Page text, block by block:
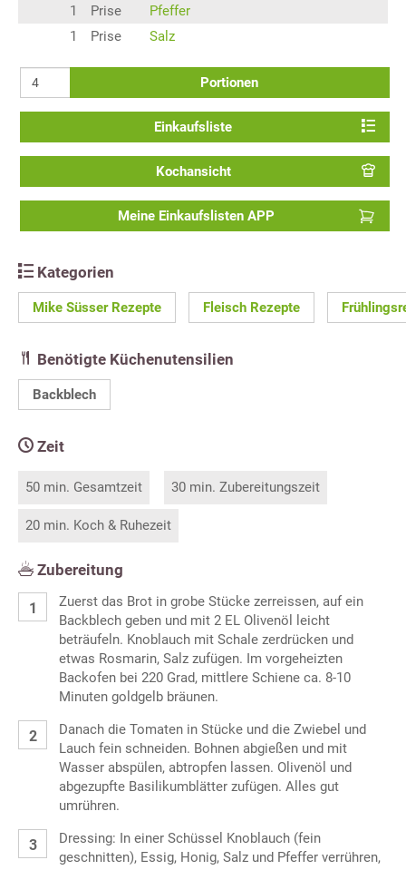
1
Prise
Pfeffer
1
Prise Salz
Portionen
Einkaufsliste
Kochansicht
Meine Einkaufslisten APP
Kategorien
Mike Süsser Rezepte Fleisch Rezepte
Benötigte Küchenutensilien
Backblech
Zeit
50 min. Gesamtzeit 30 min. Zubereitungszeit
20 min. Koch & Ruhezeit
Zubereitung
Zuerst das Brot in grobe Stücke zerreissen, auf ein
Backblech geben und mit 2 EL Olivenöl leicht
beträufeln. Knoblauch mit Schale zerdrücken und
etwas Rosmarin, Salz zufügen. Im vorgeheizten
Backofen bei 220 Grad, mittlere Schiene ca. 8-10
Minuten goldgelb bräunen.
Danach die Tomaten in Stücke und die Zwiebel und
Lauch fein schneiden. Bohnen abgießen und mit
Wasser abspülen, abtropfen lassen. Olivenöl und
abgezupfte Basilikumblätter zufügen. Alles gut
umrühren.
Dressing: In einer Schüssel Knoblauch (fein
geschnitten), Essig, Honig, Salz und Pfeffer verrühren,